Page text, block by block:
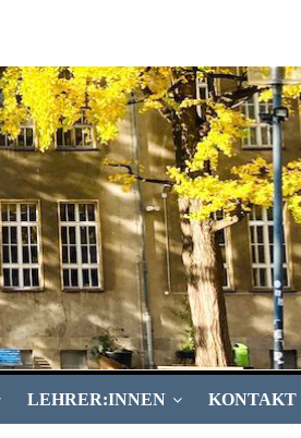
LEHRER:INNEN KONTAKT